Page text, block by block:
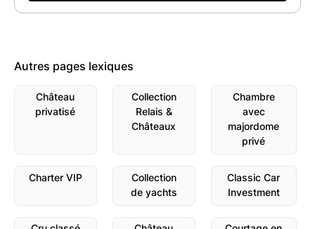
Autres pages lexiques
Château
privatisé
Collection
Relais &
Châteaux
Chambre
avec
majordome
privé
Charter VIP
Collection
de yachts
Classic Car
Investment